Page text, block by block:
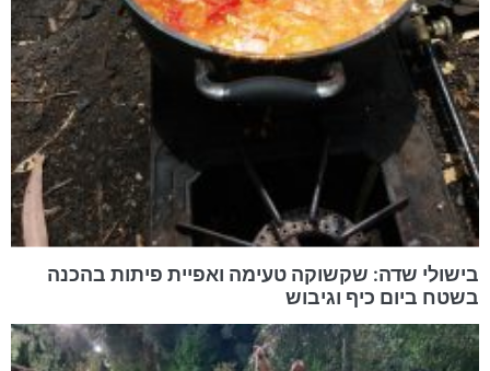
בישולי שדה: שקשוקה טעימה ואפיית פיתות בהכנה
בשטח ביום כיף וגיבוש